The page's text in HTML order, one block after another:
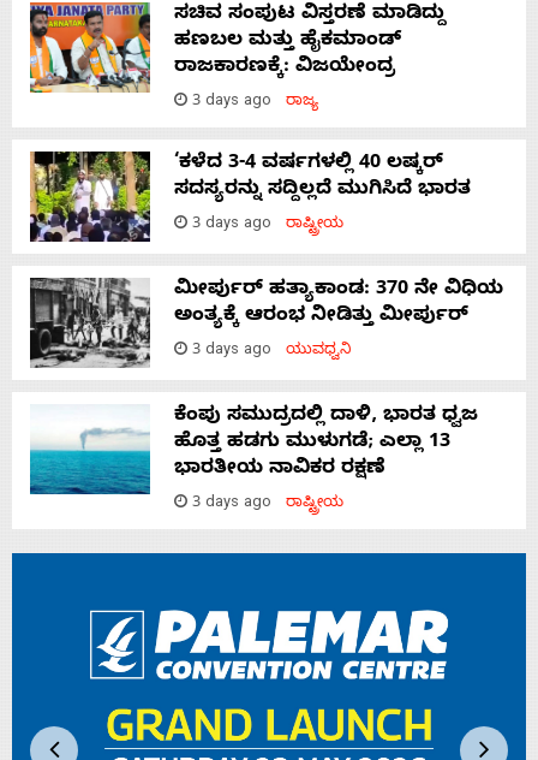
ಸಚಿವ ಸಂಪುಟ ವಿಸ್ತರಣೆ ಮಾಡಿದ್ದು
ಹಣಬಲ ಮತ್ತು ಹೈಕಮಾಂಡ್
ರಾಜಕಾರಣಕ್ಕೆ: ವಿಜಯೇಂದ್ರ
3 days ago ರಾಜ್ಯ
‘ಕಳೆದ 3-4 ವರ್ಷಗಳಲ್ಲಿ 40 ಲಷ್ಕರ್
ಸದಸ್ಯರನ್ನು ಸದ್ದಿಲ್ಲದೆ ಮುಗಿಸಿದೆ ಭಾರತ
3 days ago ರಾಷ್ಟ್ರೀಯ
ಮೀರ್ಪುರ್ ಹತ್ಯಾಕಾಂಡ: 370 ನೇ ವಿಧಿಯ
ಅಂತ್ಯಕ್ಕೆ ಆರಂಭ ನೀಡಿತ್ತು ಮೀರ್ಪುರ್
3 days ago ಯುವಧ್ವನಿ
ಕೆಂಪು ಸಮುದ್ರದಲ್ಲಿ ದಾಳಿ, ಭಾರತ ಧ್ವಜ
ಹೊತ್ತ ಹಡಗು ಮುಳುಗಡೆ; ಎಲ್ಲಾ 13
ಭಾರತೀಯ ನಾವಿಕರ ರಕ್ಷಣೆ
3 days ago ರಾಷ್ಟ್ರೀಯ